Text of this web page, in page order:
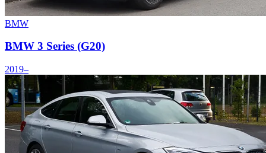
BMW
BMW 3 Series (G20)
2019–